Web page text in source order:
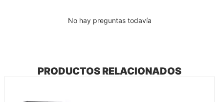
No hay preguntas todavía
PRODUCTOS RELACIONADOS